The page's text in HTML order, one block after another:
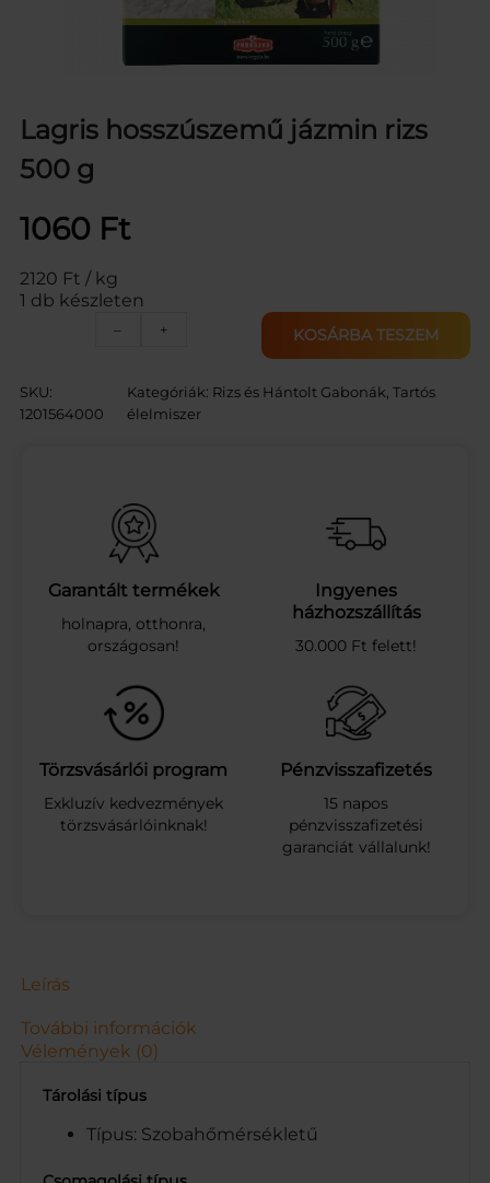
Lagris hosszúszemű jázmin rizs
500 g
1060 Ft
2120 Ft / kg
1 db készleten
–
R
I
M
I
N
R
Z
S
O
B
O
Z
O
S
5
i
s
é
+ KOSÁRBA TESZEM
SKU:
1201564000
Kategóriák: Rizs és Hántolt Gabonák Tartós
élelmiszer
Garantált termékek
holnapra, otthonra,
országosan!
Ingyenes
házhozszállítás
30.000 Ft felett!
Törzsvásárlói program
Exkluzív kedvezmények
törzsvásárlóinknak!
Pénzvisszafizetés
15 napos
pénzvisszafizetési
garanciát vállalunk!
Leírás
További információk
Vélemények (0)
Tárolási típus
Típus: Szobahőmérsékletű